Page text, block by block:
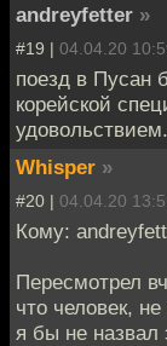
andreyfetter »
#19 | 04.04.20
поезд в Пусан
корейской
удовольствием.
Whisper »
#20 | 04.04.20
Кому:
Пересмотрел
что человек,
я бы не назвал